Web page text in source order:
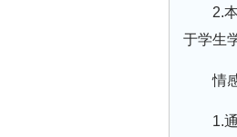
2.
于学生
情
1.